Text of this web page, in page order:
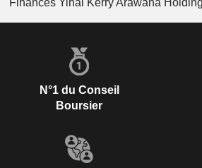
Finances Yihai Kerry Arawana
N°1 du Conseil
Boursier